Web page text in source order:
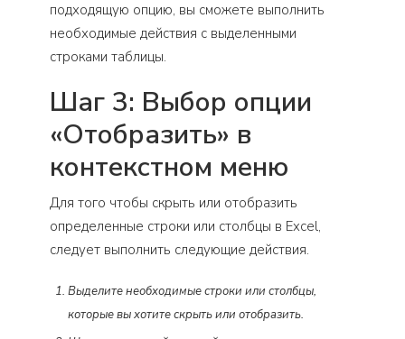
подходящую опцию, вы сможете выполнить
необходимые действия с выделенными
строками таблицы.
Шаг 3: Выбор опции
«Отобразить» в
контекстном меню
Для того чтобы скрыть или отобразить
определенные строки или столбцы в Excel,
следует выполнить следующие действия.
Выделите необходимые строки или столбцы,
которые вы хотите скрыть или отобразить.